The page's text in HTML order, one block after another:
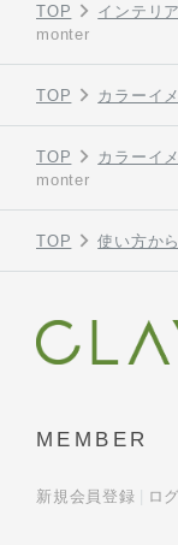
TOP インテリ
monter
TOP カラーイ
TOP カラーイ
monter
TOP 使い方か
MEMBER
新規会員登録 ロ